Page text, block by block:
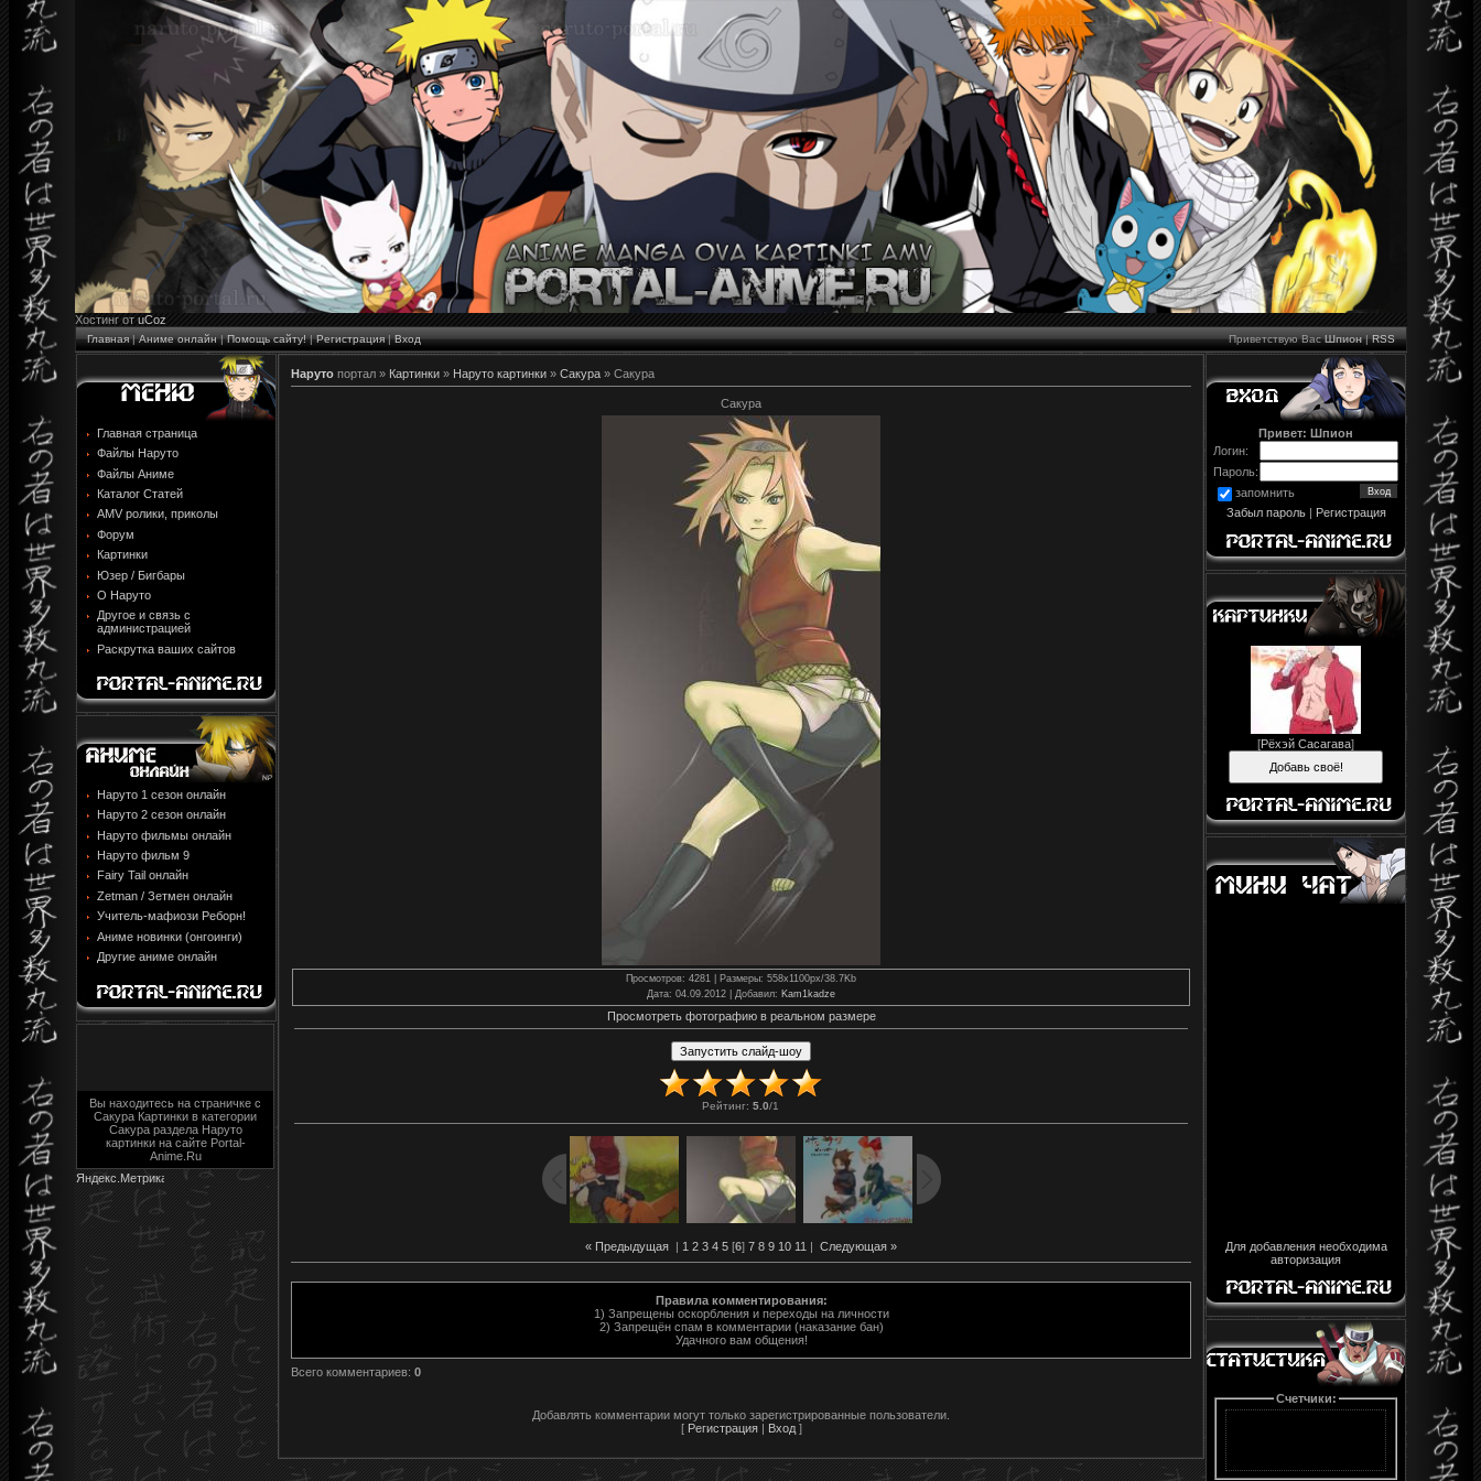
Хостинг от uCoz
Главная|Аниме онлайн|Помощь сайту!|Регистрация|Вход Приветствую Вас Шпион|RSS
Главная страница
Файлы Наруто
Файлы Аниме
Каталог Статей
AMV ролики, приколы
Форум
Картинки
Юзер / Бигбары
О Наруто
Другое и связь с
администрацией
Раскрутка ваших сайтов
Наруто 1 сезон онлайн
Наруто 2 сезон онлайн
Наруто фильмы онлайн
Наруто фильм 9
Fairy Tail онлайн
Zetman / Зетмен онлайн
Учитель-мафиози Реборн!
Аниме новинки (онгоинги)
Другие аниме онлайн
Вы находитесь на страничке с
Сакура Картинки в категории
Сакура раздела Наруто
картинки на сайте Portal-
Anime.Ru
Наруто портал » Картинки » Наруто картинки » Сакура » Сакура
Сакура
Просмотров: 4281 | Размеры: 558x1100px/38.7Kb
Дата: 04.09.2012 | Добавил: Kam1kadze
Просмотреть фотографию в реальном размере
Рейтинг: 5.0/1
« Предыдущая | 1 2 3 4 5 [6] 7 8 9 10 11 | Следующая »
Правила комментирования:
1) Запрещены оскорбления и переходы на личности
2) Запрещён спам в комментарии (наказание бан)
Удачного вам общения!
Всего комментариев: 0
Добавлять комментарии могут только зарегистрированные пользователи.
[ Регистрация| Вход]
Привет: Шпион
Логин:
Пароль:
запомнить
Забыл пароль| Регистрация
[Рёхэй Сасагава]
Для добавления необходима
авторизация
Счетчики: